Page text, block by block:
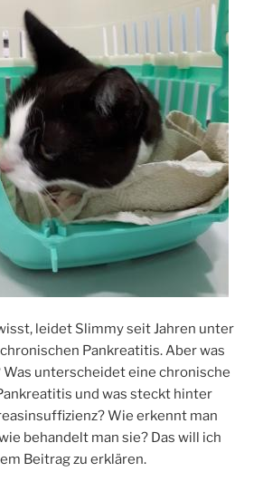
leidet Slimmy seit Jahren unter
Pankreatitis. Aber was
unterscheidet eine chronische
und was steckt hinter
Wie erkennt man
behandelt man sie? Das will ich
Beitrag zu erklären.